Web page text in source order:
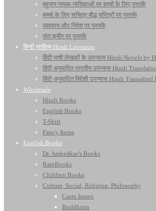
बहुजन नायक-नायिकाओं पर बच्चों के लिए पुस्तकें
बच्चो के लिए सचित्र बौद्ध चरित्रों पर पुस्तकें
व्यवसाय और निवेश पर पुस्तकें
संत कबीर पर पुस्तकें
हिन्दी साहित्य Hindi Literature
हिंदी भाषी लेखकों के उपन्यास Hindi Novels by
हिंदी अनुवादित भारतीय उपन्यास Hindi
हिंदी अनुवादित विदेशी उपन्यास Hindi
Wholesale
Hindi Books
English Books
T-Shirt
Fancy Items
English Books
Dr. Ambedkar’s Books
RareBooks
Children Books
Culture, Social, Religion, Philosophy
Caste Issues
Buddhism